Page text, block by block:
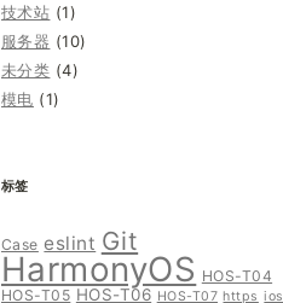
技术站 (1)
服务器 (10)
未分类 (4)
模电 (1)
标签
Case eslint Git
HarmonyOS HOS-T04
HOS-T05 HOS-T06 HOS-T07 https ios